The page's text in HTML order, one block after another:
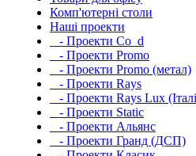
Комп'ютерні столи
Наші проекти
- Проекти Co_d
- Проекти Promo
- Проекти Promo (метал)
- Проекти Rays
- Проекти Rays Lux
- Проекти Static
- Проекти Альянс
- Проекти Гранд (ДСП)